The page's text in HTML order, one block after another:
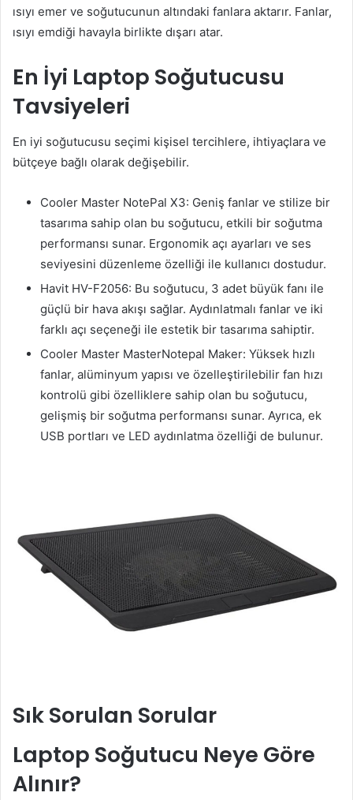
ısıyı emer ve soğutucunun altındaki fanlara aktarır. Fanlar,
ısıyı emdiği havayla birlikte dışarı atar.
En İyi Laptop Soğutucusu
Tavsiyeleri
En iyi soğutucusu seçimi kişisel tercihlere, ihtiyaçlara ve
bütçeye bağlı olarak değişebilir.
Cooler Master NotePal X3: Geniş fanlar ve stilize bir
tasarıma sahip olan bu soğutucu, etkili bir soğutma
performansı sunar. Ergonomik açı ayarları ve ses
seviyesini düzenleme özelliği ile kullanıcı dostudur.
Havit HV-F2056: Bu soğutucu, 3 adet büyük fanı ile
güçlü bir hava akışı sağlar. Aydınlatmalı fanlar ve iki
farklı açı seçeneği ile estetik bir tasarıma sahiptir.
Cooler Master MasterNotepal Maker: Yüksek hızlı
fanlar, alüminyum yapısı ve özelleştirilebilir fan hızı
kontrolü gibi özelliklere sahip olan bu soğutucu,
gelişmiş bir soğutma performansı sunar. Ayrıca, ek
USB portları ve LED aydınlatma özelliği de bulunur.
Sık Sorulan Sorular
Laptop Soğutucu Neye Göre
Alınır?